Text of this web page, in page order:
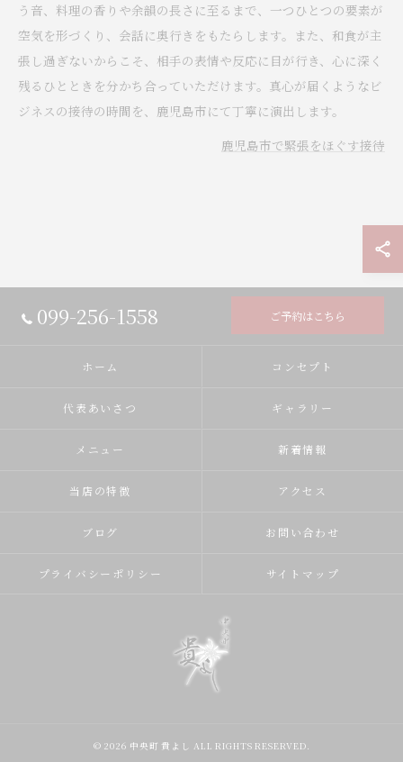
う音、料理の香りや余韻の長さに至るまで、一つひとつの要素が
空気を形づくり、会話に奥行きをもたらします。また、和食が主
張し過ぎないからこそ、相手の表情や反応に目が行き、心に深く
残るひとときを分かち合っていただけます。真心が届くようなビ
ジネスの接待の時間を、鹿児島市にて丁寧に演出します。
鹿児島市で緊張をほぐす接待
099-256-1558 ご予約はこちら
ホーム コンセプト
代表あいさつ ギャラリー
メニュー 新着情報
当店の特徴 アクセス
ブログ お問い合わせ
プライバシーポリシー サイトマップ
© 2026 中央町 貴よし ALL RIGHTS RESERVED.